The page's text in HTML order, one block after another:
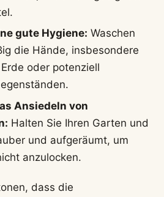
gute Hygiene: Waschen
die Hände, insbesondere
oder potenziell
Ansiedeln von
Halten Sie Ihren Garten und
und aufgeräumt, um
anzulocken.
dass die